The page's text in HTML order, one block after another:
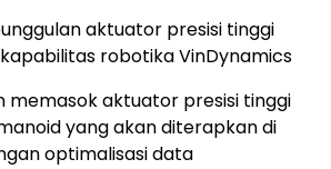
aktuator presisi tinggi
robotika VinDynamics
memasok aktuator presisi tinggi
yang akan diterapkan di
optimalisasi data